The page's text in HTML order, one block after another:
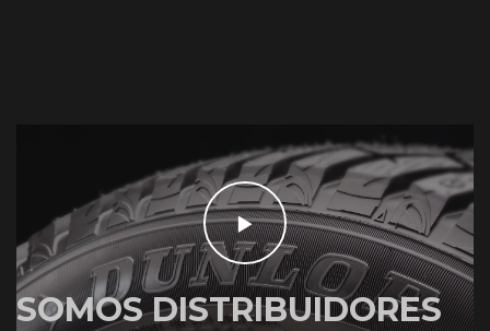
SOMOS DISTRIBUIDORES